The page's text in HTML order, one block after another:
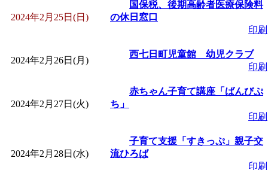
2024年2月25日(日)
国保税、後期高齢者医療保険料
の休日窓口
印刷
2024年2月26日(月)
西七日町児童館 幼児クラブ
印刷
2024年2月27日(火)
赤ちゃん子育て講座「ばんびぷ
ち」
印刷
2024年2月28日(水)
子育て支援「すきっぷ」親子交
流ひろば
印刷